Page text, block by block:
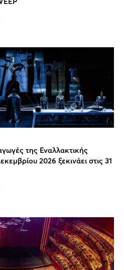
της Εναλλακτικής
2026 ξεκινάει στις 31